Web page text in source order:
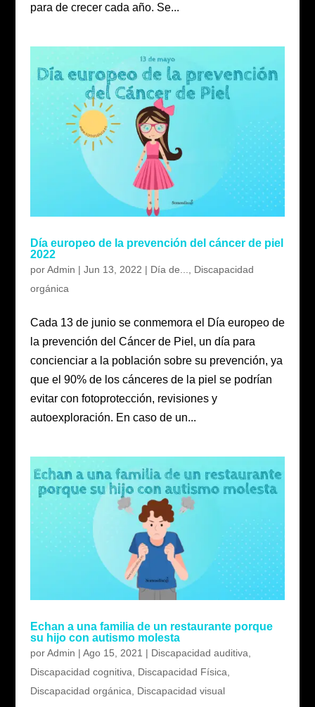
para de crecer cada año. Se...
Día europeo de la prevención del cáncer de piel
2022
porAdmin | Jun 13, 2022 | Día de...
Discapacidad
orgánica
Cada 13 de junio se conmemora el Día europeo de
la prevención del Cáncer de Piel, un día para
concienciar a la población sobre su prevención, ya
que el 90% de los cánceres de la piel se podrían
evitar con fotoprotección, revisiones y
autoexploración. En caso de un...
Echan a una familia de un restaurante porque
su hijo con autismo molesta
porAdmin | Ago 15, 2021 | Discapacidad auditiva
Discapacidad cognitiva
Discapacidad Física
Discapacidad orgánica
Discapacidad visual